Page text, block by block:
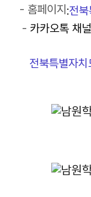
- 홈페이지 :전
- 카카오톡 채
전북특별자